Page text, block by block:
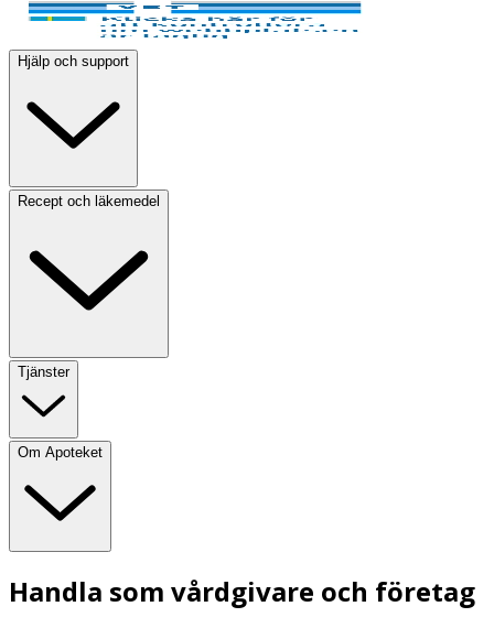
Hjälp och support
Recept och läkemedel
Tjänster
Om Apoteket
Handla som vårdgivare och företag